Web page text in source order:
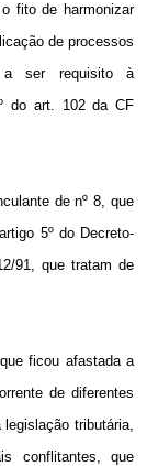
fito de harmonizar
de processos
a ser requisito à
do art. 102 da CF
de nº 8, que
5º do Decreto-
91, que tratam de
ficou afastada a
de diferentes
tributária,
conflitantes, que